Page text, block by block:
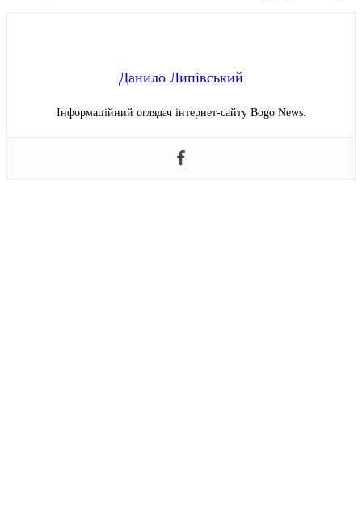
Данило Липівський
Інформаційний оглядач інтернет-сайту Bogo News.